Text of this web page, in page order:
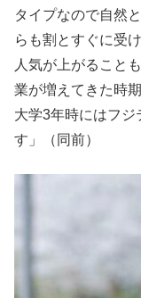
タイプなので自然
らも割とすぐに受
人気が上がること
業が増えてきた時
大学3年時にはフジ
す」（同前）